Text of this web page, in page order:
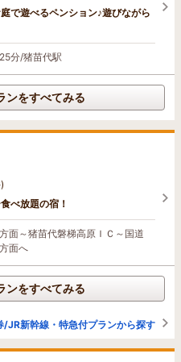
で遊べるペンション♪遊びながら
分/猪苗代駅
ンをすべてみる
べ放題の宿！
面～猪苗代磐梯高原ＩＣ～国道
面へ
ンをすべてみる
/JR新幹線・特急付プランから探す